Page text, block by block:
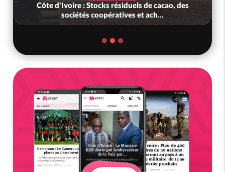
Côte d'Ivoire : Stocks résiduels de cacao, des
sociétés coopératives et ach...